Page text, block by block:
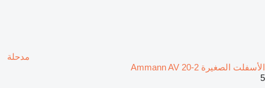
مدحلة
الأسفلت الصغيرة Ammann AV 20-2
5